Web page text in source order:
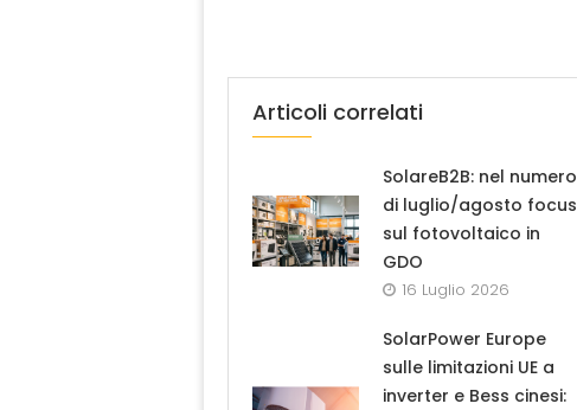
Articoli correlati
SolareB2B: nel numero
di luglio/agosto focus
sul fotovoltaico in
GDO
16 Luglio 2026
SolarPower Europe
sulle limitazioni UE a
inverter e Bess cinesi: